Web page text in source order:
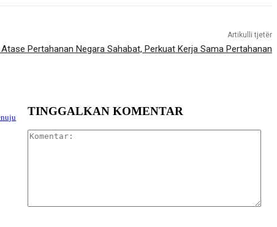
Artikulli tjetër
Pertahanan Negara Sahabat, Perkuat Kerja Sama Pertahanan
TINGGALKAN KOMENTAR